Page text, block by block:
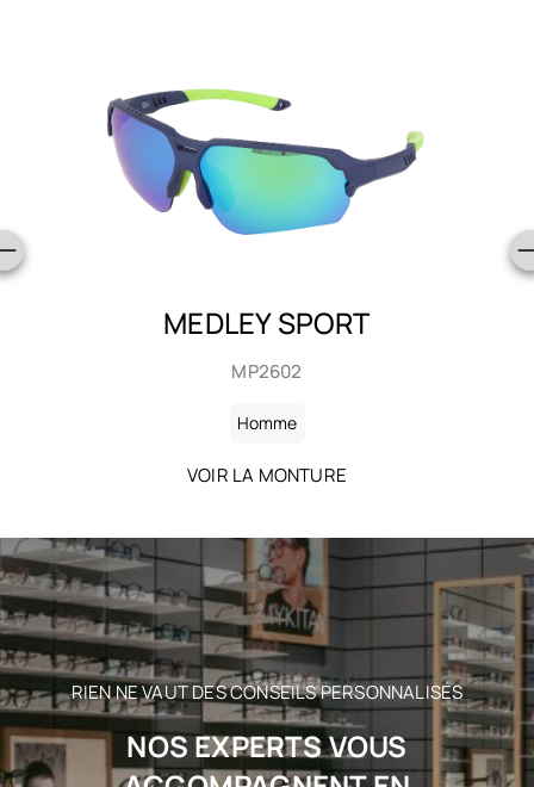
MEDLEY SPORT
MP2602
Homme
VOIR LA MONTURE
RIEN NE VAUT DES CONSEILS PERSONNALISÉS
NOS EXPERTS VOUS